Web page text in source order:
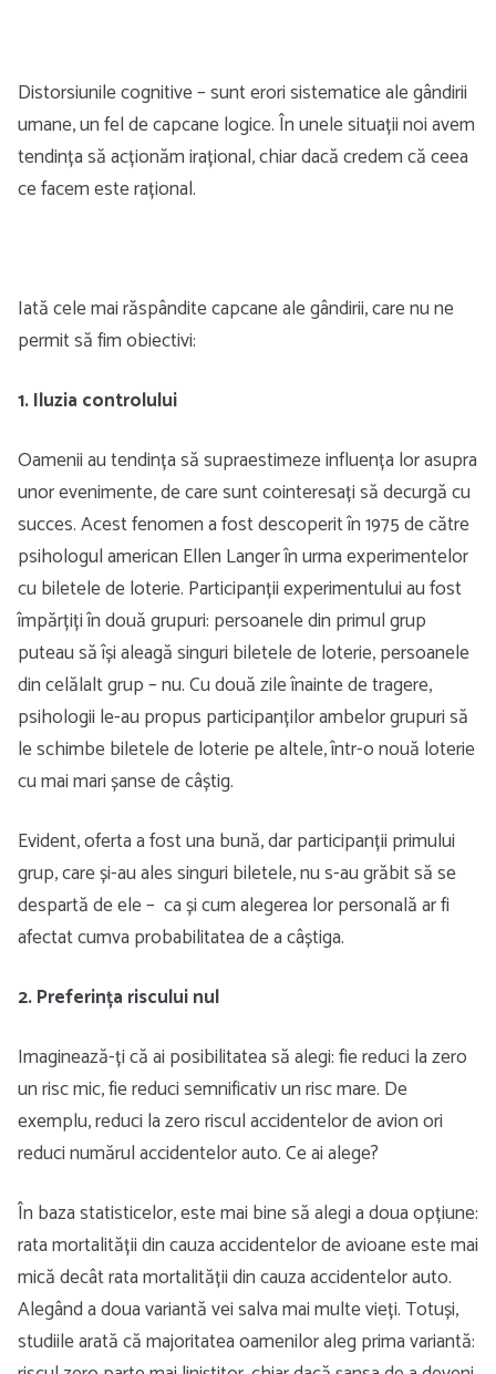
Distorsiunile cognitive – sunt erori sistematice ale gândirii
umane, un fel de capcane logice. În unele situații noi avem
tendința să acționăm irațional, chiar dacă credem că ceea
ce facem este rațional.
Iată cele mai răspândite capcane ale gândirii, care nu ne
permit să fim obiectivi:
1. Iluzia controlului
Oamenii au tendința să supraestimeze influența lor asupra
unor evenimente, de care sunt cointeresați să decurgă cu
succes. Acest fenomen a fost descoperit în 1975 de către
psihologul american Ellen Langer în urma experimentelor
cu biletele de loterie. Participanții experimentului au fost
împărțiți în două grupuri: persoanele din primul grup
puteau să își aleagă singuri biletele de loterie, persoanele
din celălalt grup – nu. Cu două zile înainte de tragere,
psihologii le-au propus participanților ambelor grupuri să
le schimbe biletele de loterie pe altele, într-o nouă loterie
cu mai mari șanse de câștig.
Evident, oferta a fost una bună, dar participanții primului
grup, care și-au ales singuri biletele, nu s-au grăbit să se
despartă de ele – ca și cum alegerea lor personală ar fi
afectat cumva probabilitatea de a câștiga.
2. Preferința riscului nul
Imaginează-ți că ai posibilitatea să alegi: fie reduci la zero
un risc mic, fie reduci semnificativ un risc mare. De
exemplu, reduci la zero riscul accidentelor de avion ori
reduci numărul accidentelor auto. Ce ai alege?
În baza statisticelor, este mai bine să alegi a doua opțiune:
rata mortalității din cauza accidentelor de avioane este mai
mică decât rata mortalității din cauza accidentelor auto.
Alegând a doua variantă vei salva mai multe vieți. Totuși,
studiile arată că majoritatea oamenilor aleg prima variantă: